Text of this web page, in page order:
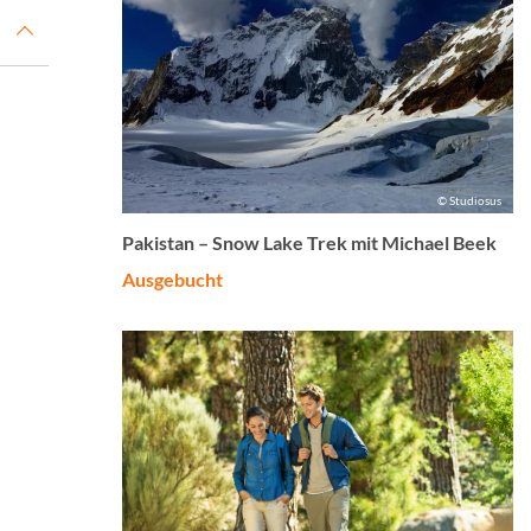
© Studiosus
Pakistan – Snow Lake Trek mit Michael Beek
Ausgebucht